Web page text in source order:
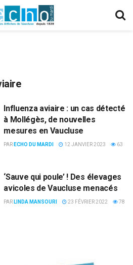
Influenza aviaire : un cas détecté
à Mollégès, de nouvelles
mesures en Vaucluse
PAR ECHO DU MARDI 12 JANVIER 2023 63
‘Sauve qui poule’ ! Des élevages
avicoles de Vaucluse menacés
PAR LINDA MANSOURI 23 FÉVRIER 2022 78